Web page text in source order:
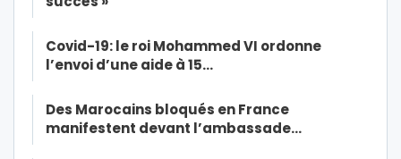
Covid-19: le roi Mohammed VI ordonne
l’envoi d’une aide à 15…
Des Marocains bloqués en France
manifestent devant l’ambassade…